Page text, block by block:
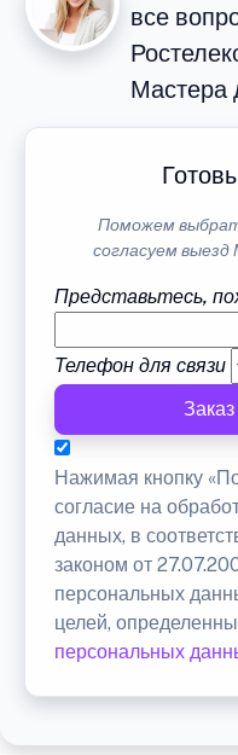
все
Мастера
Поможем
согласуем
Представьтесь,
Телефон для связи
Нажимая кнопку
согласие на
данных, в
законом от
персональных
целей,
персональных